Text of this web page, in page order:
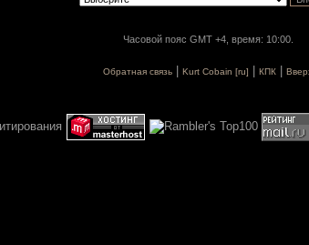
Часовой пояс GMT +4, время: 10:00.
Обратная связь Kurt Cobain [ru] КПК